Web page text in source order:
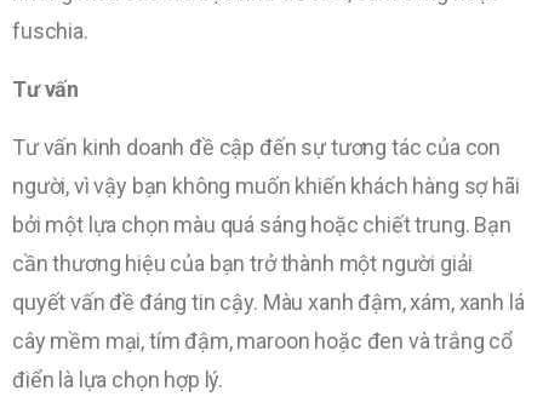
fuschia.
Tư vấn
Tư vấn kinh doanh đề cập đến sự tương tác của con
người, vì vậy bạn không muốn khiến khách hàng sợ hãi
bởi một lựa chọn màu quá sáng hoặc chiết trung. Bạn
cần thương hiệu của bạn trở thành một người giải
quyết vấn đề đáng tin cậy. Màu xanh đậm, xám, xanh lá
cây mềm mại, tím đậm, maroon hoặc đen và trắng cổ
điển là lựa chọn hợp lý.